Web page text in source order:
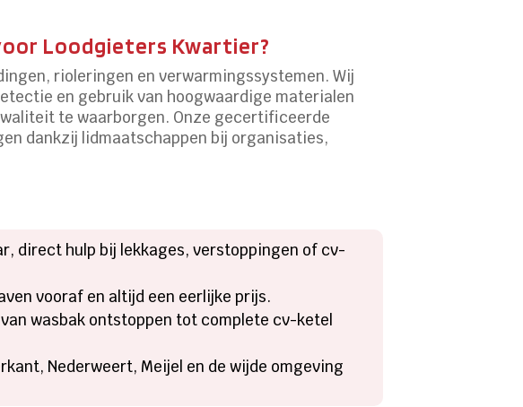
Loodgieters Kwartier?
rioleringen en verwarmingssystemen. Wij
en gebruik van hoogwaardige materialen
te waarborgen. Onze gecertificeerde
dankzij lidmaatschappen bij organisaties,
direct hulp bij lekkages, verstoppingen of cv-
vooraf en altijd een eerlijke prijs.
wasbak ontstoppen tot complete cv-ketel
Nederweert, Meijel en de wijde omgeving